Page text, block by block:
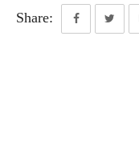
Share: